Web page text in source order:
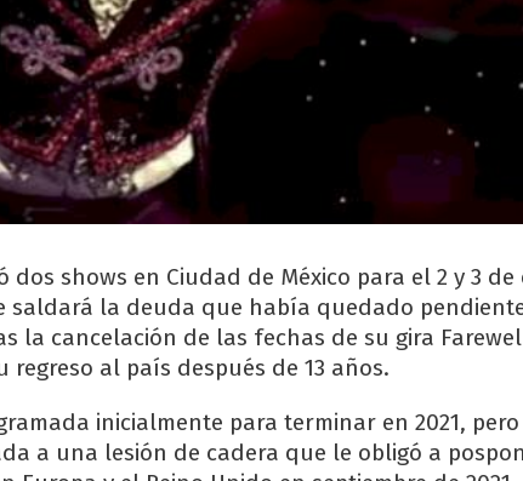
dos shows en Ciudad de México para el 2 y 3
saldará la deuda que había quedado
la cancelación de las fechas de su gira
regreso al país después de 13 años.
inicialmente para terminar en 2021,
a una lesión de cadera que le obligó a